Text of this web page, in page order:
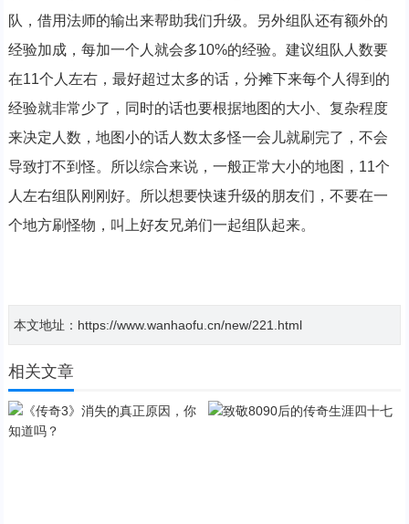
队，借用法师的输出来帮助我们升级。另外组队还有额外的
经验加成，每加一个人就会多10%的经验。建议组队人数要
在11个人左右，最好超过太多的话，分摊下来每个人得到的
经验就非常少了，同时的话也要根据地图的大小、复杂程度
来决定人数，地图小的话人数太多怪一会儿就刷完了，不会
导致打不到怪。所以综合来说，一般正常大小的地图，11个
人左右组队刚刚好。所以想要快速升级的朋友们，不要在一
个地方刷怪物，叫上好友兄弟们一起组队起来。
本文地址：https://www.wanhaofu.cn/new/221.html
相关文章